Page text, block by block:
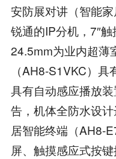
安防展对讲（智能
锐通的IP分机，7″
24.5mm为业内超薄
（AH8-S1VKC）
具有自动感应播放
告，机体全防水设
居智能终端（AH8-
屏、触摸感应式按